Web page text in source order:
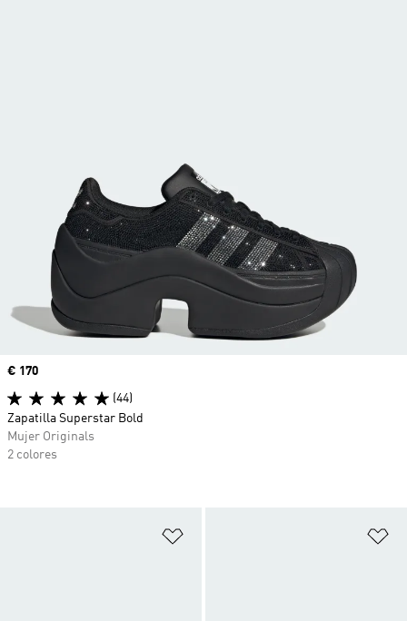
Precio
€ 170
(44)
Zapatilla Superstar Bold
Mujer Originals
2 colores